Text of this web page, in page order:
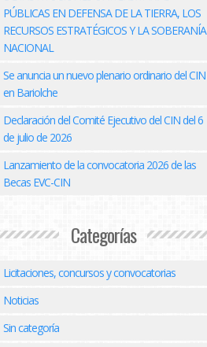
PÚBLICAS EN DEFENSA DE LA TIERRA, LOS
RECURSOS ESTRATÉGICOS Y LA SOBERANÍA
NACIONAL
Se anuncia un nuevo plenario ordinario del CIN
en Bariolche
Declaración del Comité Ejecutivo del CIN del 6
de julio de 2026
Lanzamiento de la convocatoria 2026 de las
Becas EVC-CIN
Categorías
Licitaciones, concursos y convocatorias
Noticias
Sin categoría